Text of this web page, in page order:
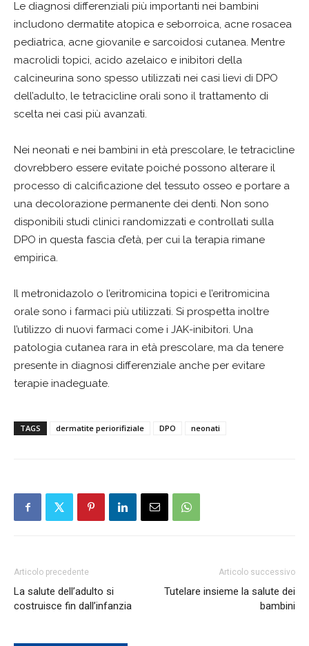
Le diagnosi differenziali più importanti nei bambini
includono dermatite atopica e seborroica, acne rosacea
pediatrica, acne giovanile e sarcoidosi cutanea. Mentre
macrolidi topici, acido azelaico e inibitori della
calcineurina sono spesso utilizzati nei casi lievi di DPO
dell’adulto, le tetracicline orali sono il trattamento di
scelta nei casi più avanzati.
Nei neonati e nei bambini in età prescolare, le tetracicline
dovrebbero essere evitate poiché possono alterare il
processo di calcificazione del tessuto osseo e portare a
una decolorazione permanente dei denti. Non sono
disponibili studi clinici randomizzati e controllati sulla
DPO in questa fascia d’età, per cui la terapia rimane
empirica.
Il metronidazolo o l’eritromicina topici e l’eritromicina
orale sono i farmaci più utilizzati. Si prospetta inoltre
l’utilizzo di nuovi farmaci come i JAK-inibitori. Una
patologia cutanea rara in età prescolare, ma da tenere
presente in diagnosi differenziale anche per evitare
terapie inadeguate.
TAGS dermatite periorifiziale DPO neonati
Articolo precedente
La salute dell’adulto si
costruisce fin dall’infanzia
Articolo successivo
Tutelare insieme la salute dei
bambini